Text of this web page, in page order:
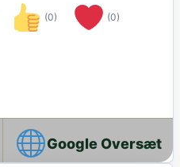
(0) (0)
Google Oversæt